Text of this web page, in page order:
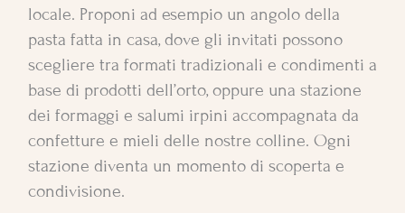
locale. Proponi ad esempio un angolo della
pasta fatta in casa, dove gli invitati possono
scegliere tra formati tradizionali e condimenti a
base di prodotti dell’orto, oppure una stazione
dei formaggi e salumi irpini accompagnata da
confetture e mieli delle nostre colline. Ogni
stazione diventa un momento di scoperta e
condivisione.